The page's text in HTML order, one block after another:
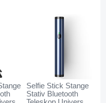
Selfie Stick Stange
Stativ Bluetooth